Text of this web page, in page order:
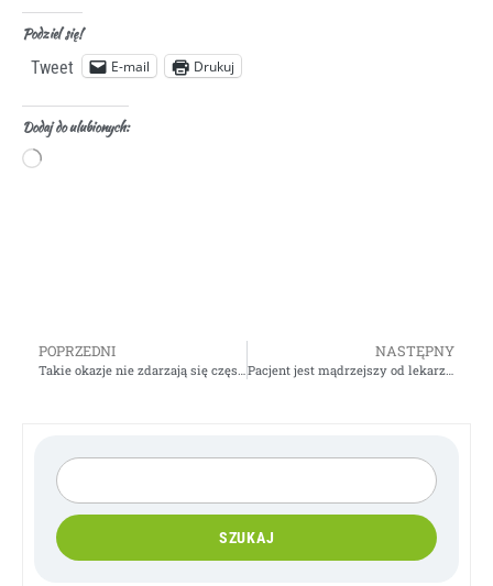
Podziel się!
Tweet E-mail Drukuj
Dodaj do ulubionych:
SZUKAJ
POPRZEDNI
Takie okazje nie zdarzają się często
NASTĘPNY
Pacjent jest mądrzejszy od lekarza…